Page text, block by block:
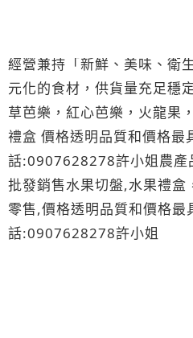
經營兼持「新鮮、美味、衛
元化的食材，供貨量充足穩定. 水果切盤水果禮盒
草芭樂，紅心芭樂，火龍果
禮盒 價格透明品質和價格最具競爭. 立即詢價. 連絡電
話:0907628278許小姐農產
批發銷售水果切盤,水果禮盒， 甘草芭樂四季水果批
零售,價格透明品質和價格最具競爭. 立即
話:0907628278許小姐